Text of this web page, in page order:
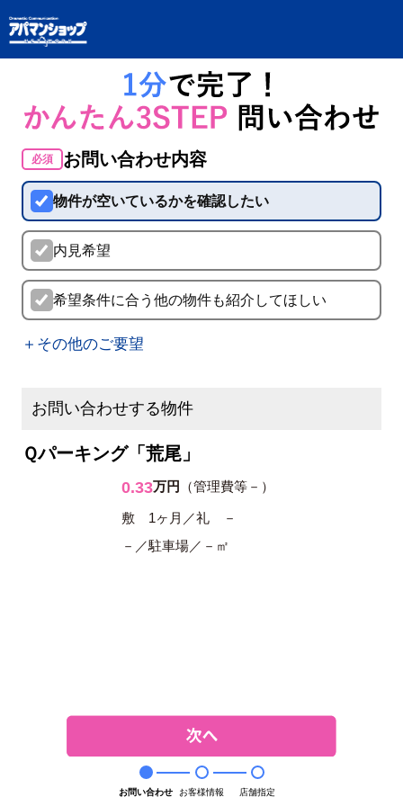
必須 お問い合わせ内容
物件が空いているかを確認したい
内見希望
希望条件に合う他の物件も紹介してほしい
＋その他のご要望
お問い合わせする物件
Ｑパーキング「荒尾」
0.33万円 （管理費等－）
敷 1ヶ月／礼 －
－／駐車場／－㎡
お問い合わせ お客様情報 店舗指定